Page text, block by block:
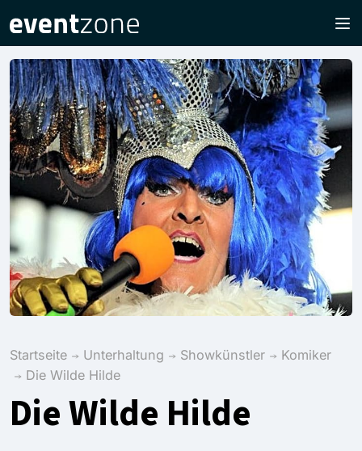
Startseite Unterhaltung Showkünstler
Komiker
Die Wilde Hilde
Die Wilde Hilde